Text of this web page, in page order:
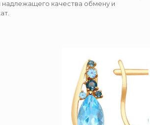
качества обмену и